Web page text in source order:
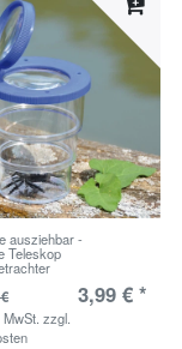
ausziehbar -
Teleskop
3,99 € *
zzgl.